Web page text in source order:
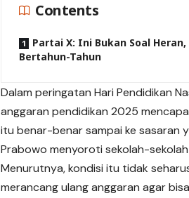
Contents
Partai X: Ini Bukan Soal
Bertahun-Tahun
Dalam peringatan Hari Pendidikan
anggaran pendidikan 2025
itu benar-benar sampai ke sasaran
Prabowo menyoroti sekolah-
Menurutnya, kondisi itu tidak
merancang ulang anggaran agar